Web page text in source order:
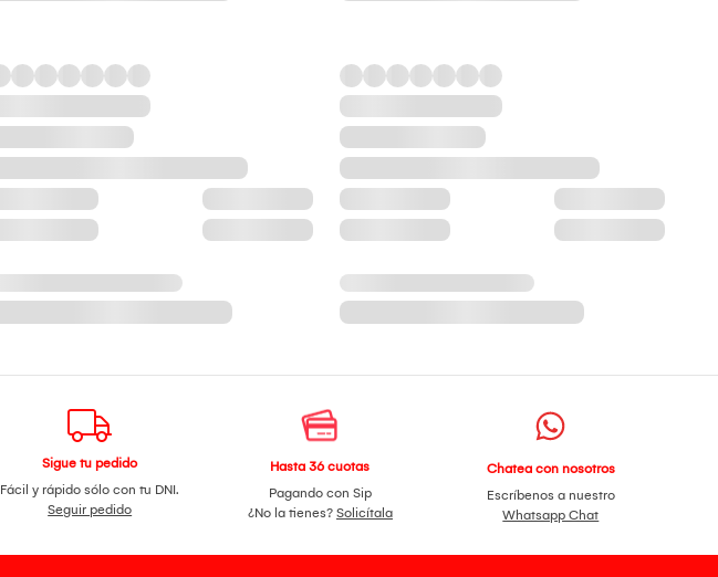
Sigue tu pedido
Fácil y rápido sólo con tu DNI.
Seguir pedido
Hasta 36 cuotas
Pagando con Sip
¿No la tienes? Solicítala
Chatea con nosotros
Escríbenos a nuestro
Whatsapp Chat